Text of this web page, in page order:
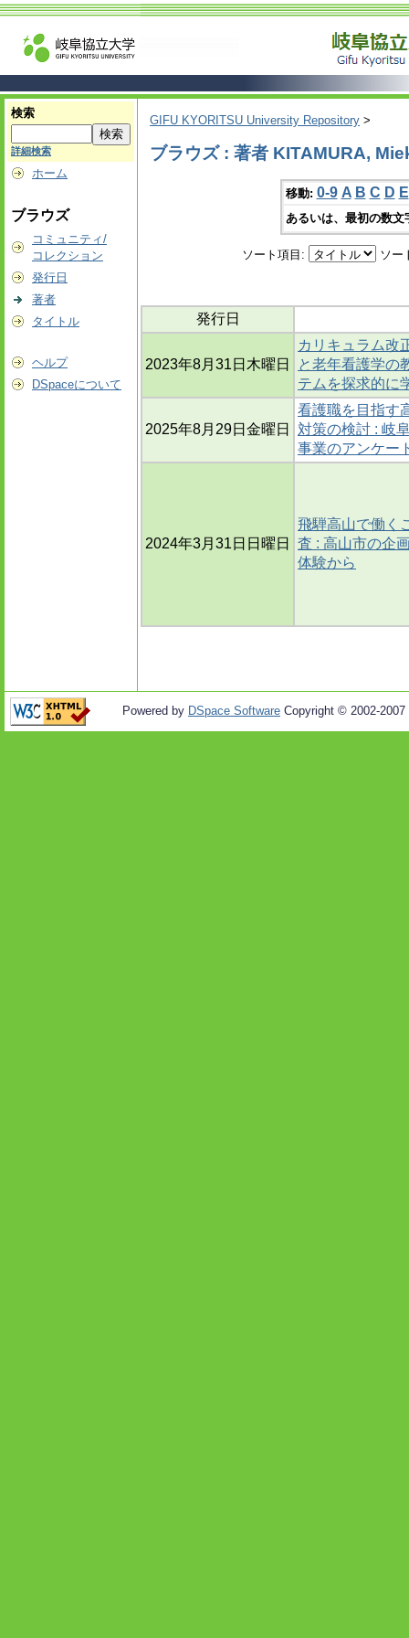
検索
詳細検索
ホーム
ブラウズ
コミュニティ/
コレクション
発行日
著者
タイトル
ヘルプ
DSpaceについて
GIFU KYORITSU University Repository >
ブラウズ : 著者 KITAMURA,
移動: 0-9 A B C D E
あるいは、最初の数
ソート項目: ソー
発行日
2023年8月31日木曜日
カリキュラム改
と老年看護学の
テムを探求的に
2025年8月29日金曜日
看護職を目指す
対策の検討 : 岐
事業のアンケー
2024年3月31日日曜日
飛騨高山で働く
査 : 高山市の企
体験から
Powered by DSpace Software Copyright © 2002-2007